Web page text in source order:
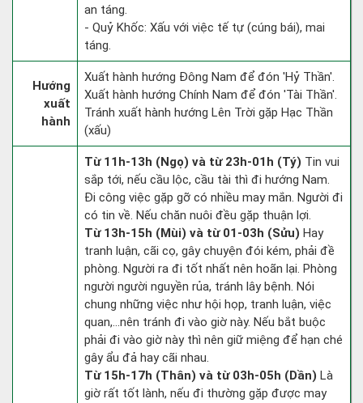
an táng.
- Quỷ Khốc: Xấu với việc tế tự (cúng bái), mai
táng.
Hướng
xuất
hành
Xuất hành hướng Đông Nam để đón 'Hỷ Thần'.
Xuất hành hướng Chính Nam để đón 'Tài Thần'.
Tránh xuất hành hướng Lên Trời gặp Hạc Thần
(xấu)
Từ 11h-13h (Ngọ) và từ 23h-01h (Tý) Tin vui
sắp tới, nếu cầu lộc, cầu tài thì đi hướng Nam.
Đi công việc gặp gỡ có nhiều may mắn. Người đi
có tin về. Nếu chăn nuôi đều gặp thuận lợi.
Từ 13h-15h (Mùi) và từ 01-03h (Sửu) Hay
tranh luận, cãi cọ, gây chuyện đói kém, phải đề
phòng. Người ra đi tốt nhất nên hoãn lại. Phòng
người người nguyền rủa, tránh lây bệnh. Nói
chung những việc như hội họp, tranh luận, việc
quan,…nên tránh đi vào giờ này. Nếu bắt buộc
phải đi vào giờ này thì nên giữ miệng để hạn ché
gây ẩu đả hay cãi nhau.
Từ 15h-17h (Thân) và từ 03h-05h (Dần) Là
giờ rất tốt lành, nếu đi thường gặp được may